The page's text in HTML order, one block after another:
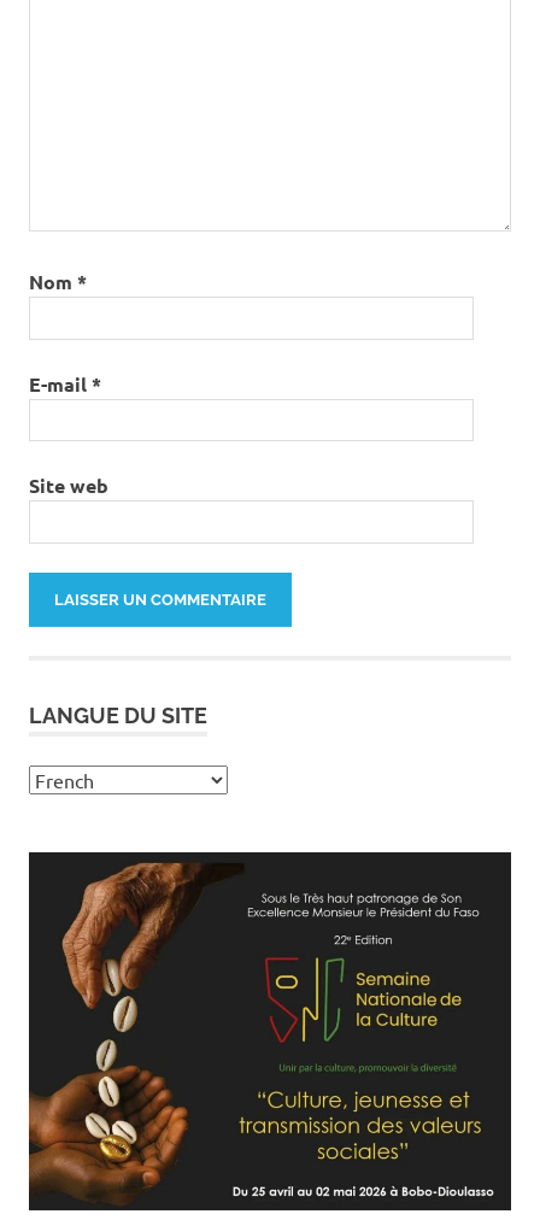
Nom *
E-mail*
Site web
LANGUE DU SITE